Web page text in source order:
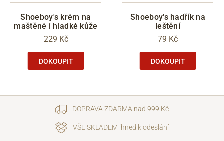
Shoeboy's krém na
maštěné i hladké kůže
229 Kč
DOKOUPIT
Shoeboy's hadřík na
leštění
79 Kč
DOKOUPIT
DOPRAVA ZDARMA nad 999 Kč
VŠE SKLADEM ihned k odeslání